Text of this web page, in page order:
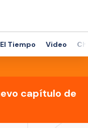
El Tiempo Video
capítulo de